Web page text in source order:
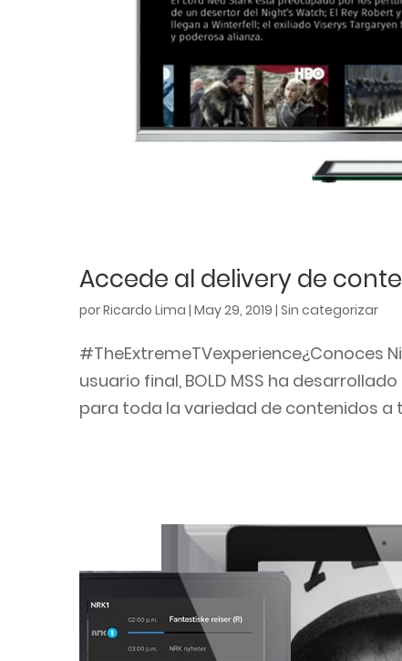
Accede al delivery de
porRicardo Lima | May 29, 2019 | Sin categorizar
#TheExtremeTVexperience¿Conoces
usuario final, BOLD MSS ha
para toda la variedad de contenidos a